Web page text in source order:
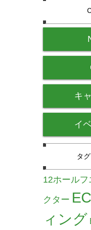
キ
イ
タ
12ホールフ
クター
ィング